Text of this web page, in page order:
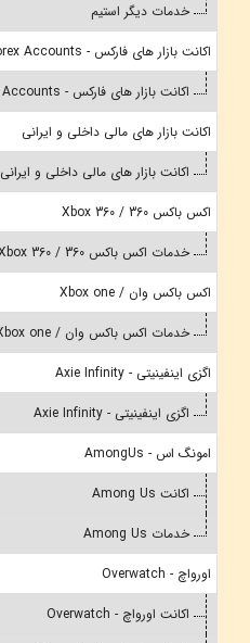
خدمات دیگر استیم
اکانت بازار های فارکس - Forex Accounts
اکانت بازار های فارکس - Forex Accounts
اکانت بازار های مالی داخلی و ایرانی
اکانت بازار های مالی داخلی و ایرانی
اکس باکس 360 / Xbox 360
خدمات اکس باکس 360 / Xbox 360
اکس باکس وان / Xbox one
خدمات اکس باکس وان / Xbox one
اگزی اینفینیتی - Axie Infinity
اگزی اینفینیتی - Axie Infinity
امونگ اس - AmongUs
اکانت Among Us
خدمات Among Us
اورواچ - Overwatch
اکانت اورواچ - Overwatch